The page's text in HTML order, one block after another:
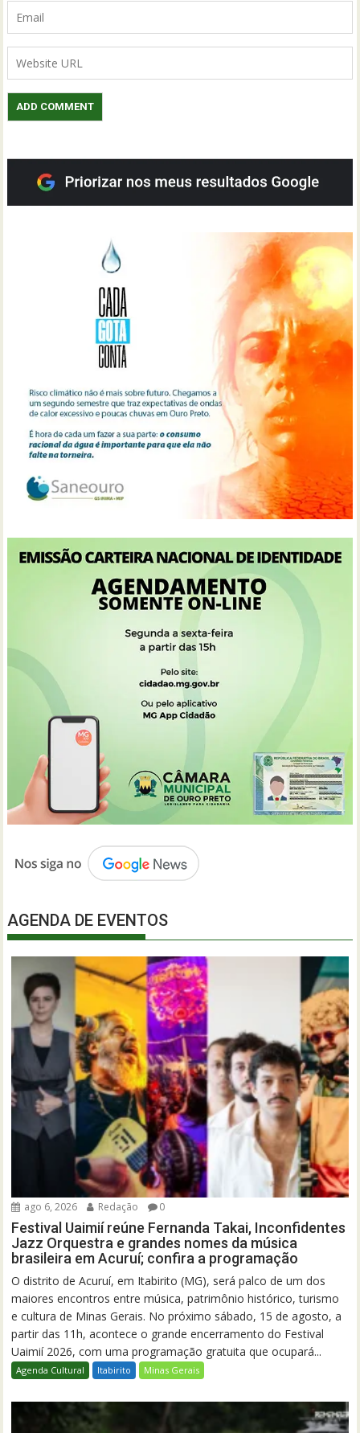
AGENDA DE EVENTOS
ago 6, 2026 Redação 0
Festival Uaimií reúne Fernanda Takai, Inconfidentes
Jazz Orquestra e grandes nomes da música
brasileira em Acuruí; confira a programação
O distrito de Acuruí, em Itabirito (MG), será palco de um dos
maiores encontros entre música, patrimônio histórico, turismo
e cultura de Minas Gerais. No próximo sábado, 15 de agosto, a
partir das 11h, acontece o grande encerramento do Festival
Uaimií 2026, com uma programação gratuita que ocupará...
Agenda Cultural Itabirito Minas Gerais